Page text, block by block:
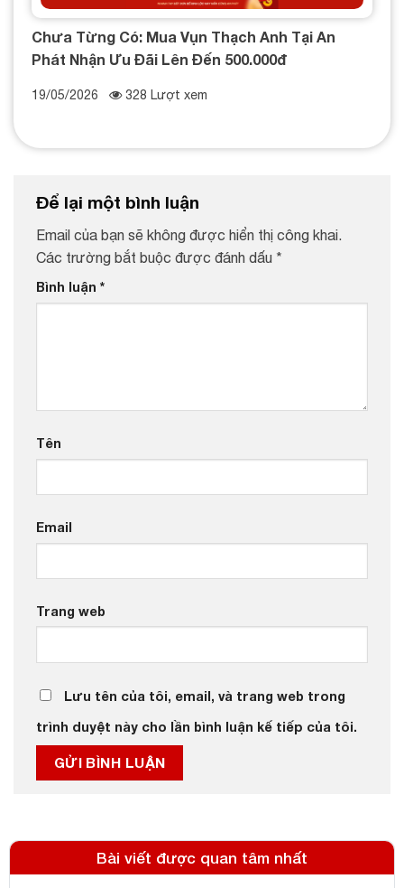
Bài viết được quan tâm nhất
Chưa Từng Có: Mua Vụn Thạch Anh Tại An
Phát Nhận Ưu Đãi Lên Đến 500.000đ
19/05/2026 328 Lượt xem
Để lại một bình luận
Email của bạn sẽ không được hiển thị công khai.
Các trường bắt buộc được đánh dấu *
Bình luận *
Tên
Email
Trang web
Lưu tên của tôi, email, và trang web trong
trình duyệt này cho lần bình luận kế tiếp của tôi.